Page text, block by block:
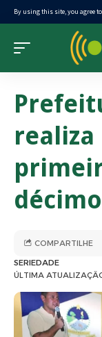
By using this site, you agree
realiza
ÚLTIMA
SERIEDADE
COMPARTILHE